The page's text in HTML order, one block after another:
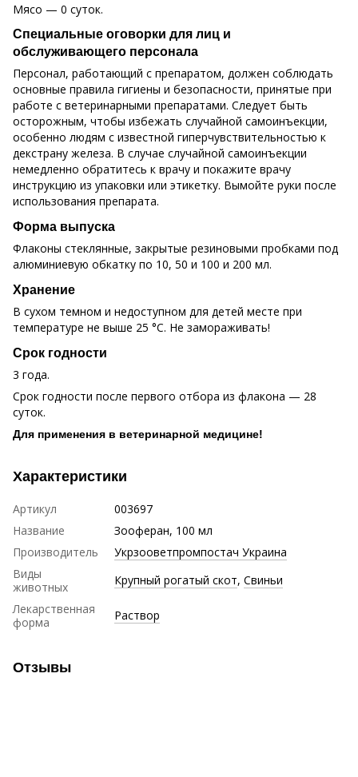
Мясо — 0 суток.
Специальные оговорки для лиц и
обслуживающего персонала
Персонал, работающий с препаратом, должен соблюдать
основные правила гигиены и безопасности, принятые при
работе с ветеринарными препаратами. Следует быть
осторожным, чтобы избежать случайной самоинъекции,
особенно людям с известной гиперчувствительностью к
декстрану железа. В случае случайной самоинъекции
немедленно обратитесь к врачу и покажите врачу
инструкцию из упаковки или этикетку. Вымойте руки после
использования препарата.
Форма выпуска
Флаконы стеклянные, закрытые резиновыми пробками под
алюминиевую обкатку по 10, 50 и 100 и 200 мл.
Хранение
В сухом темном и недоступном для детей месте при
температуре не выше 25 °С. Не замораживать!
Срок годности
3 года.
Срок годности после первого отбора из флакона — 28
суток.
Для применения в ветеринарной медицине!
Характеристики
Артикул
003697
Название
Зооферан, 100 мл
Производитель
Укрзооветпромпостач Украина
Виды
животных
Крупный рогатый скот, Свиньи
Лекарственная
форма
Раствор
Отзывы